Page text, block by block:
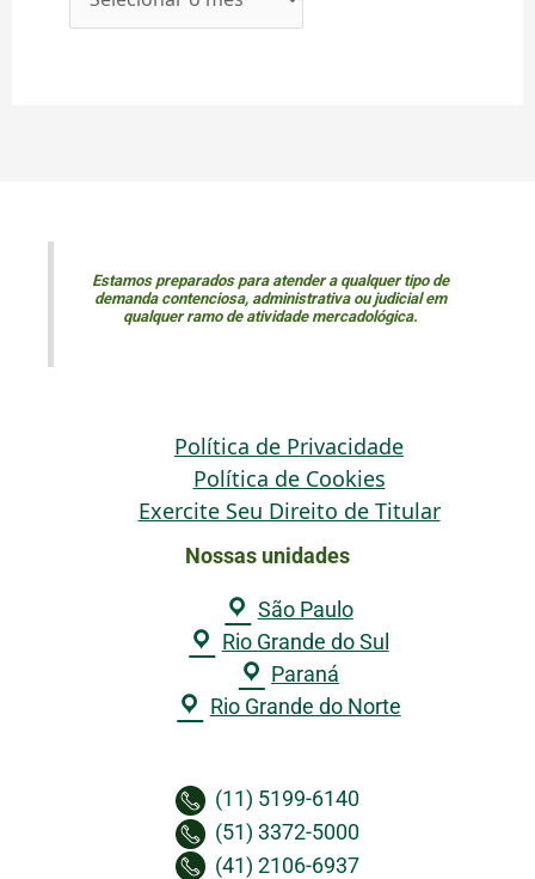
Estamos preparados para atender a qualquer tipo de
demanda contenciosa, administrativa ou judicial em
qualquer ramo de atividade mercadológica.
Política de Privacidade
Política de Cookies
Exercite Seu Direito de Titular
Nossas unidades
São Paulo
Rio Grande do Sul
Paraná
Rio Grande do Norte
(11) 5199-6140
(51) 3372-5000
(41) 2106-6937